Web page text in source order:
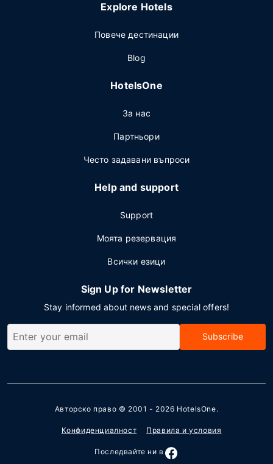
Explore Hotels
Повече дестинации
Blog
HotelsOne
За нас
Партньори
Често задавани въпроси
Help and support
Support
Моята резервация
Всички езици
Sign Up for Newsletter
Stay informed about news and special offers!
Subscribe
Авторско право © 2001 - 2026 HotelsOne.
Конфиденциалност Правила и условия
Последвайте ни в